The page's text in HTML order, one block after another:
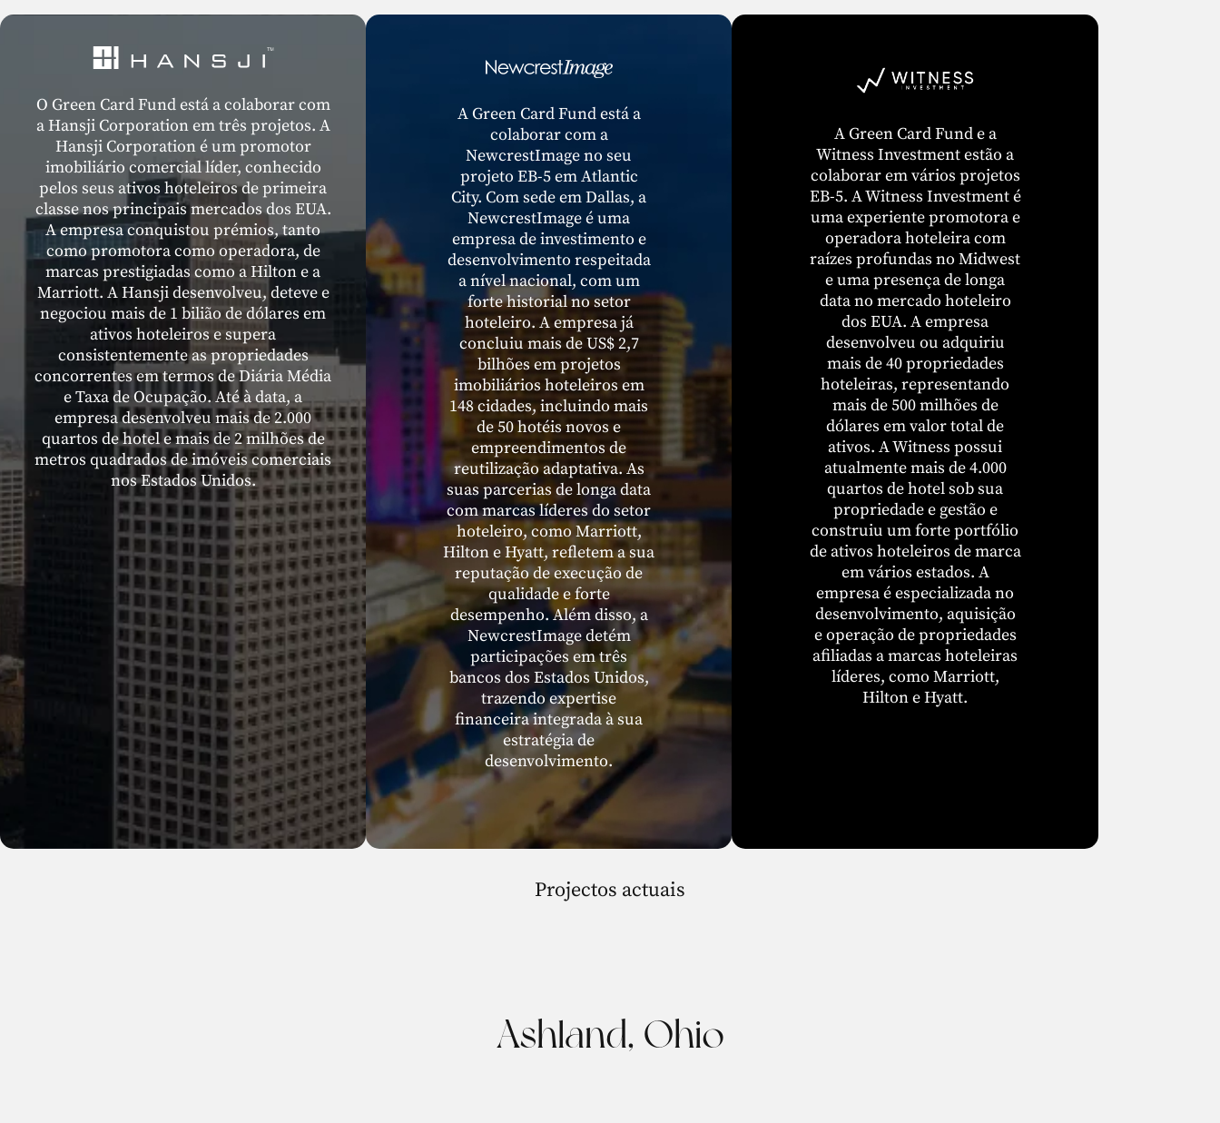
O Green Card Fund está a colaborar com
a Hansji Corporation em três projetos. A
Hansji Corporation é um promotor
imobiliário comercial líder, conhecido
pelos seus ativos hoteleiros de primeira
classe nos principais mercados dos EUA.
A empresa conquistou prémios, tanto
como promotora como operadora, de
marcas prestigiadas como a Hilton e a
Marriott. A Hansji desenvolveu, deteve e
negociou mais de 1 bilião de dólares em
ativos hoteleiros e supera
consistentemente as propriedades
concorrentes em termos de Diária Média
e Taxa de Ocupação. Até à data, a
empresa desenvolveu mais de 2.000
quartos de hotel e mais de 2 milhões de
metros quadrados de imóveis comerciais
nos Estados Unidos.
A Green Card Fund está a
colaborar com a
NewcrestImage no seu
projeto EB-5 em Atlantic
City. Com sede em Dallas, a
NewcrestImage é uma
empresa de investimento e
desenvolvimento respeitada
a nível nacional, com um
forte historial no setor
hoteleiro. A empresa já
concluiu mais de US$ 2,7
bilhões em projetos
imobiliários hoteleiros em
148 cidades, incluindo mais
de 50 hotéis novos e
empreendimentos de
reutilização adaptativa. As
suas parcerias de longa data
com marcas líderes do setor
hoteleiro, como Marriott,
Hilton e Hyatt, refletem a sua
reputação de execução de
qualidade e forte
desempenho. Além disso, a
NewcrestImage detém
participações em três
bancos dos Estados Unidos,
trazendo expertise
financeira integrada à sua
estratégia de
desenvolvimento.
A Green Card Fund e a
Witness Investment estão a
colaborar em vários projetos
EB-5. A Witness Investment é
uma experiente promotora e
operadora hoteleira com
raízes profundas no Midwest
e uma presença de longa
data no mercado hoteleiro
dos EUA. A empresa
desenvolveu ou adquiriu
mais de 40 propriedades
hoteleiras, representando
mais de 500 milhões de
dólares em valor total de
ativos. A Witness possui
atualmente mais de 4.000
quartos de hotel sob sua
propriedade e gestão e
construiu um forte portfólio
de ativos hoteleiros de marca
em vários estados. A
empresa é especializada no
desenvolvimento, aquisição
e operação de propriedades
afiliadas a marcas hoteleiras
líderes, como Marriott,
Hilton e Hyatt.
Projectos actuais
Ashland, Ohio